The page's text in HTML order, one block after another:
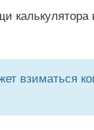
взиматься